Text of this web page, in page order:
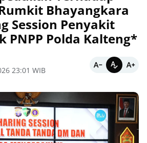
Bhayangkara
Session Penyakit
PNPP Polda Kalteng*
23:01 WIB